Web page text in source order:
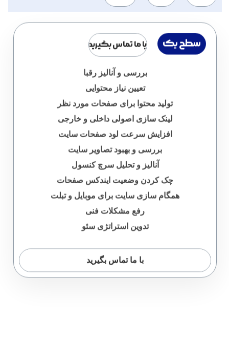
سطح یک با ما تماس بگیرید
بررسی و آنالیز رقبا
تعیین نیاز محتوایی
تولید محتوا برای صفحات مورد نظر
لینک سازی اصولی داخلی و خارجی
افزایش سرعت لود صفحات سایت
بررسی و بهبود تصاویر سایت
آنالیز و تحلیل سرچ کنسول
چک کردن وضعیت ایندکس صفحات
همگام سازی سایت برای موبایل و تبلت
رفع مشکلات فنی
تدوین استراتژی سئو
با ما تماس بگیرید